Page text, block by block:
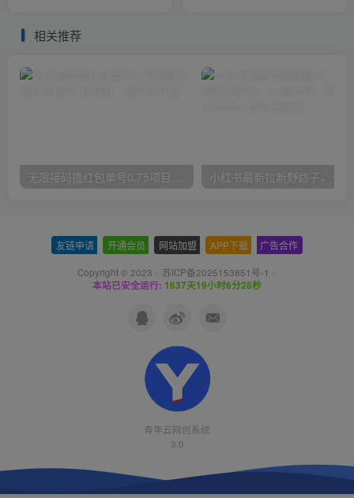
相关推荐
无限接码撸红包单号0.75项目无偿分享给你【揭秘】
友链申请 开通会员 网站加盟 APP下载 广告合作
Copyright © 2023 · 苏ICP备2025153851号-1 ·
本站已安全运行: 1637天19小时6分29秒
青年云网创系统
3.0